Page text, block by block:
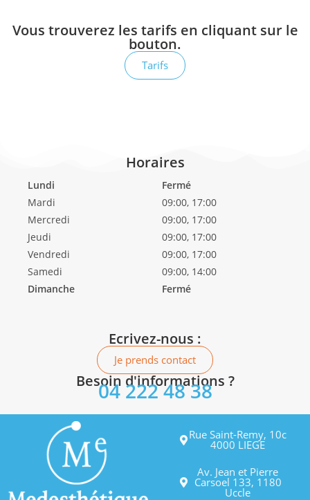
Vous trouverez les tarifs en cliquant sur le
bouton.
Tarifs
Horaires
Lundi
Mardi
Mercredi
Jeudi
Vendredi
Samedi
Dimanche
Fermé
09:00, 17:00
09:00, 17:00
09:00, 17:00
09:00, 17:00
09:00, 14:00
Fermé
Ecrivez-nous :
Je prends contact
Besoin d'informations ?
04 222 48 38
Rue Saint-Remy, 10c
4000 LIEGE
Av. Jean et Pierre
Carsoel 133, 1180
Uccle